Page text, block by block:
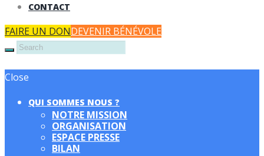
CONTACT
FAIRE UN DONDEVENIR BÉNÉVOLE
Close
QUI SOMMES NOUS ?
NOTRE MISSION
ORGANISATION
ESPACE PRESSE
BILAN